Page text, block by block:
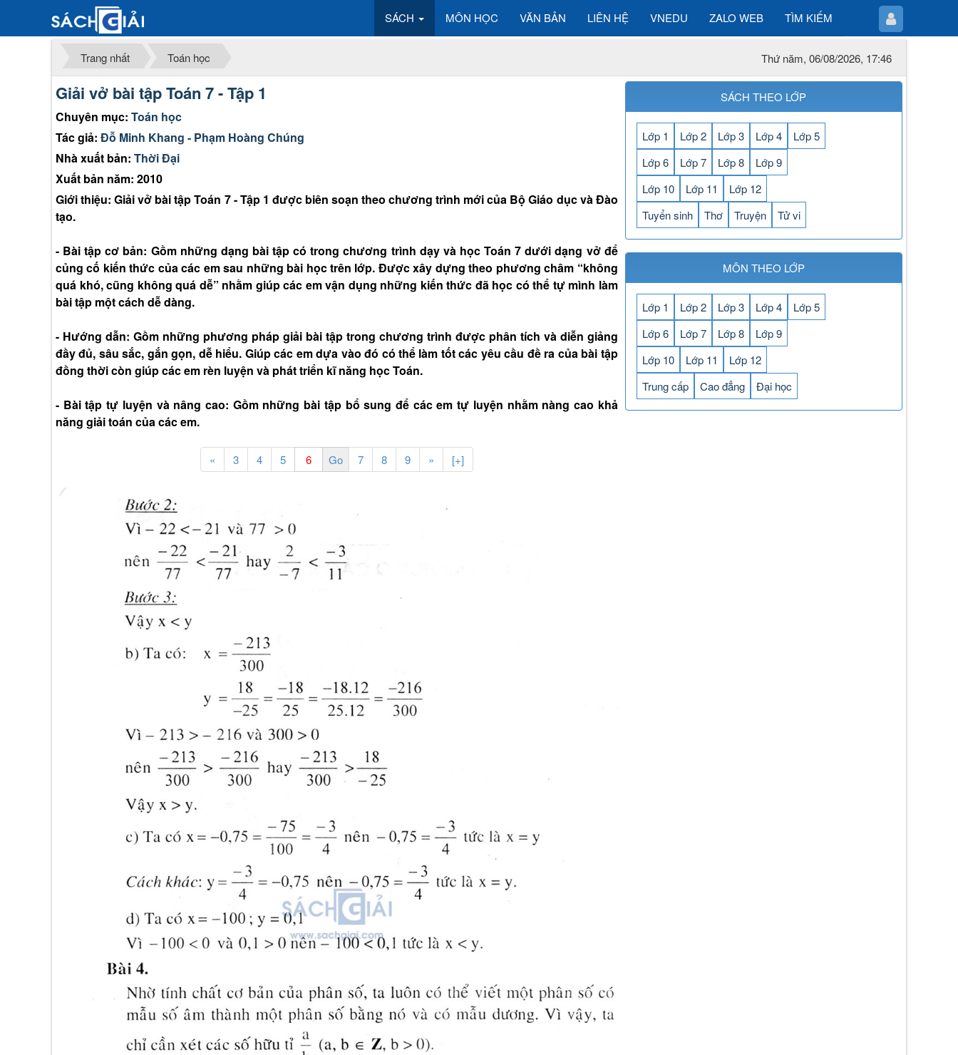
SÁCH MÔN HỌC VĂN BẢN LIÊN HỆ VNEDU ZALO WEB TÌM KIẾM
Trang nhất Toán học Thứ năm, 06/08/2026, 17:46
Giải vở bài tập Toán 7 - Tập 1
Chuyên mục: Toán học
Tác giả: Đỗ Minh Khang - Phạm Hoàng Chúng
Nhà xuất bản: Thời Đại
Xuất bản năm: 2010
Giới thiệu: Giải vở bài tập Toán 7 - Tập 1 được biên soạn theo chương trình mới của Bộ Giáo dục và Đào
tạo.
- Bài tập cơ bản: Gồm những dạng bài tập có trong chương trình dạy và học Toán 7 dưới dạng vở để
củng cố kiến thức của các em sau những bài học trên lớp. Được xây dựng theo phương châm “không
quá khó, cũng không quá dễ” nhằm giúp các em vận dụng những kiến thức đã học có thể tự mình làm
bài tập một cách dễ dàng.
- Hướng dẫn: Gồm những phương pháp giải bài tập trong chương trình được phân tích và diễn giảng
đầy đủ, sâu sắc, gắn gọn, dễ hiểu. Giúp các em dựa vào đó có thể làm tốt các yêu cầu đề ra của bài tập
đồng thời còn giúp các em rèn luyện và phát triển kĩ năng học Toán.
- Bài tập tự luyện và nâng cao: Gồm những bài tập bổ sung để các em tự luyện nhằm nàng cao khả
năng giải toán của các em.
« 3 4 5 7 8 9 » [+]
SÁCH THEO LỚP
Lớp 1 Lớp 2 Lớp 3 Lớp 4
Lớp 5
Lớp 6
Lớp 7 Lớp 8
Lớp 9
Lớp 10
Lớp 11
Lớp 12
Tuyển sinh
Thơ Truyện Tử vi
MÔN THEO LỚP
Lớp 1 Lớp 2 Lớp 3 Lớp 4
Lớp 5
Lớp 6
Lớp 7 Lớp 8
Lớp 9
Lớp 10
Lớp 11
Lớp 12
Trung cấp
Cao đẳng Đại học